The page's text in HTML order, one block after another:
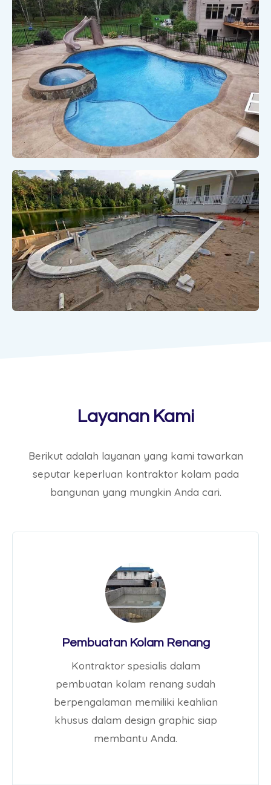
Layanan Kami
Berikut adalah layanan yang kami tawarkan
seputar keperluan kontraktor kolam pada
bangunan yang mungkin Anda cari.
Pembuatan Kolam Renang
Kontraktor spesialis dalam
pembuatan kolam renang sudah
berpengalaman memiliki keahlian
khusus dalam design graphic siap
membantu Anda.